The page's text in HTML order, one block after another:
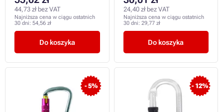
44,73 zł bez VAT
Najniższa cena w ciągu ostatnich
30 dni: 54,56 zł
Do koszyka
24,40 zł bez VAT
Najniższa cena w ciągu ostatnich
30 dni: 29,77 zł
Do koszyka
- 5% - 12%